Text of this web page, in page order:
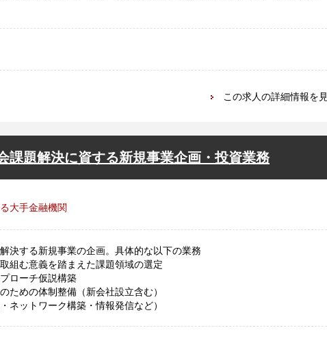
この求人の詳細情報を
課題解決に資する新規事業企画・投資業務
大手金融機関
決する新規事業の企画。具体的な以下の業務
組む意義を踏まえた課題領域の選定
ローチ仮説構築
ための体制整備（新会社設立含む）
ネットワーク構築・情報発信など）